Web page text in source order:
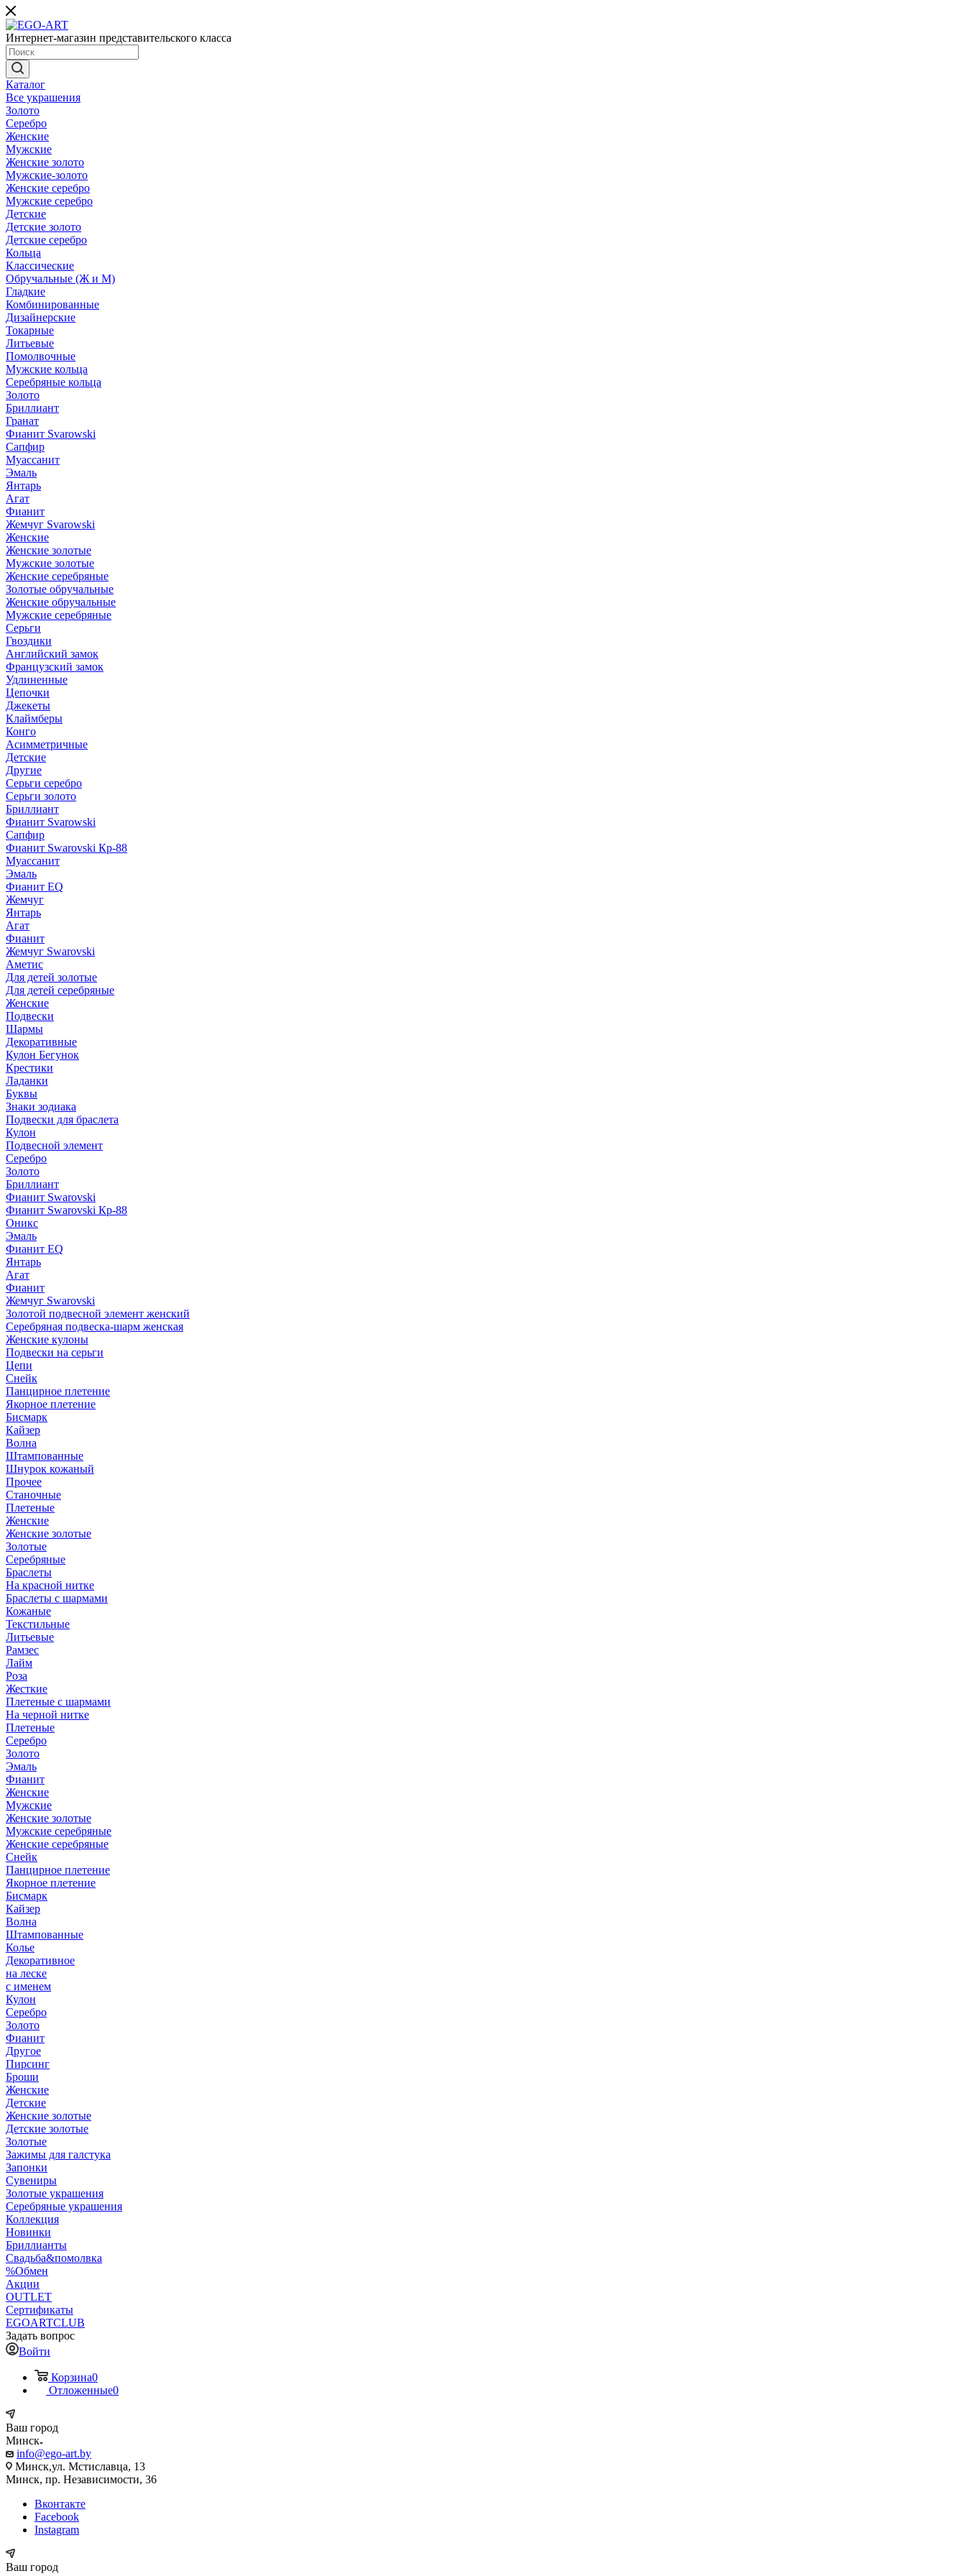
Интернет-магазин представительского класса
Каталог
Все украшения
Золото
Серебро
Женские
Мужские
Женские золото
Мужские-золото
Женские серебро
Мужские серебро
Детские
Детские золото
Детские серебро
Кольца
Классические
Обручальные (Ж и М)
Гладкие
Комбинированные
Дизайнерские
Токарные
Литьевые
Помолвочные
Мужские кольца
Серебряные кольца
Золото
Бриллиант
Гранат
Фианит Svarowski
Сапфир
Муассанит
Эмаль
Янтарь
Агат
Фианит
Жемчуг Svarowski
Женские
Женские золотые
Мужские золотые
Женские серебряные
Золотые обручальные
Женские обручальные
Мужские серебряные
Серьги
Гвоздики
Английский замок
Французский замок
Удлиненные
Цепочки
Джекеты
Клаймберы
Конго
Асимметричные
Детские
Другие
Серьги серебро
Серьги золото
Бриллиант
Фианит Svarowski
Сапфир
Фианит Swarovski Кр-88
Муассанит
Эмаль
Фианит EQ
Жемчуг
Янтарь
Агат
Фианит
Жемчуг Swarovski
Аметис
Для детей золотые
Для детей серебряные
Женские
Подвески
Шармы
Декоративные
Кулон Бегунок
Крестики
Ладанки
Буквы
Знаки зодиака
Подвески для браслета
Кулон
Подвесной элемент
Серебро
Золото
Бриллиант
Фианит Swarovski
Фианит Swarovski Кр-88
Оникс
Эмаль
Фианит EQ
Янтарь
Агат
Фианит
Жемчуг Swarovski
Золотой подвесной элемент женcкий
Серебряная подвеска-шарм женская
Женские кулоны
Подвески на серьги
Цепи
Снейк
Панцирное плетение
Якорное плетение
Бисмарк
Кайзер
Волна
Штампованные
Шнурок кожаный
Прочее
Станочные
Плетеные
Женские
Женские золотые
Золотые
Серебряные
Браслеты
На красной нитке
Браслеты с шармами
Кожаные
Текстильные
Литьевые
Рамзес
Лайм
Роза
Жесткие
Плетеные с шармами
На черной нитке
Плетеные
Серебро
Золото
Эмаль
Фианит
Женские
Мужские
Женские золотые
Мужские серебряные
Женские серебряные
Снейк
Панцирное плетение
Якорное плетение
Бисмарк
Кайзер
Волна
Штампованные
Колье
Декоративное
на леске
с именем
Кулон
Серебро
Золото
Фианит
Другое
Пирсинг
Броши
Женские
Детские
Женские золотые
Детские золотые
Золотые
Зажимы для галстука
Запонки
Сувениры
Золотые украшения
Серебряные украшения
Коллекция
Новинки
Бриллианты
Свадьба&помолвка
%Обмен
Акции
OUTLET
Сертификаты
EGOARTCLUB
Задать вопрос
Войти
Корзина0
Отложенные0
Ваш город
Минск
info@ego-art.by
Минск,ул. Мстиславца, 13
Минск, пр. Независимости, 36
Вконтакте
Facebook
Instagram
Ваш город